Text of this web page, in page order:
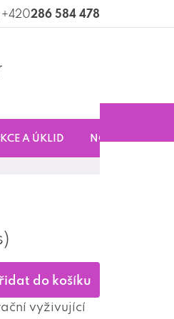
286 584 478
A ÚKLID NOVINKY
do košíku
vyživující